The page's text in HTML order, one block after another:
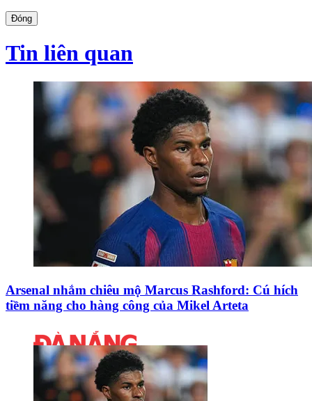
Đóng
Tin liên quan
Arsenal nhắm chiêu mộ Marcus Rashford: Cú hích
tiềm năng cho hàng công của Mikel Arteta